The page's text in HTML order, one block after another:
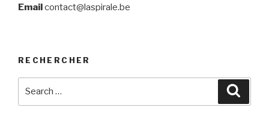
Emailcontact@laspirale.be
RECHERCHER